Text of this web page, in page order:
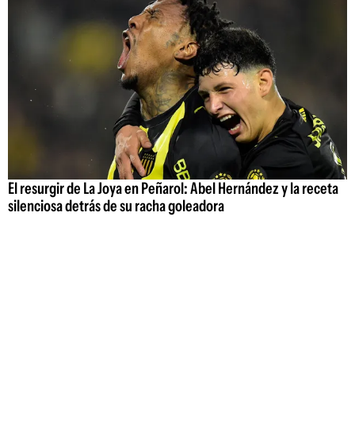
El resurgir de La Joya en Peñarol: Abel Hernández y la receta
silenciosa detrás de su racha goleadora